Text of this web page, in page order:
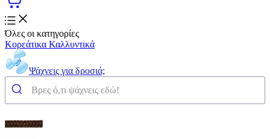
Όλες οι κατηγορίες
Κορεάτικα Καλλυντικά
Ψάχνεις για δροσιά;